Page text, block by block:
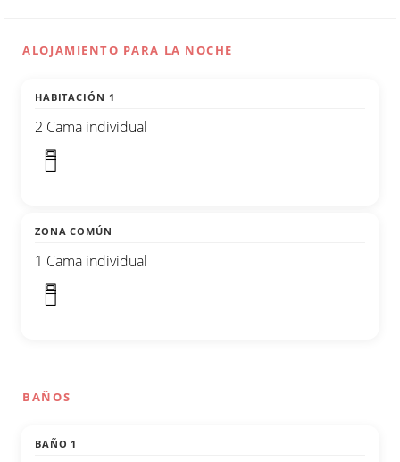
ALOJAMIENTO PARA LA NOCHE
HABITACIÓN 1
2 Cama individual
ZONA COMÚN
1 Cama individual
BAÑOS
BAÑO 1